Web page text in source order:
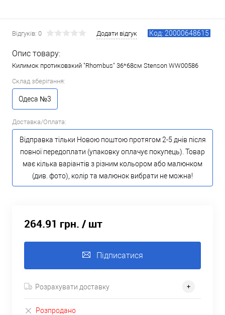
Відгуків: 0 Додати відгук Код: 20000648615
Опис товару:
Килимок протиковзкий "Rhombus" 36*68см Stenson WW00586
Склад зберігання:
Одеса №3
Доставка/Оплата:
Відправка тільки Новою поштою протягом 2-5 днів після
повної передоплати (упаковку оплачує покупець). Товар
має кілька варіантів з різним кольором або малюнком
(див. фото), колір та малюнок вибрати не можна!
264.91 грн. / шт
Підписатися
Розрахувати доставку
Розпродано